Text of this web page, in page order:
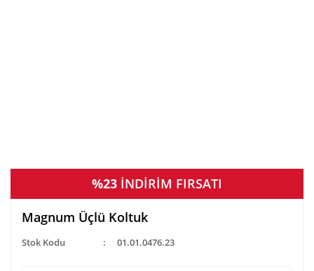
%23 İNDİRİM FIRSATI
Magnum Üçlü Koltuk
Stok Kodu 01.01.0476.23